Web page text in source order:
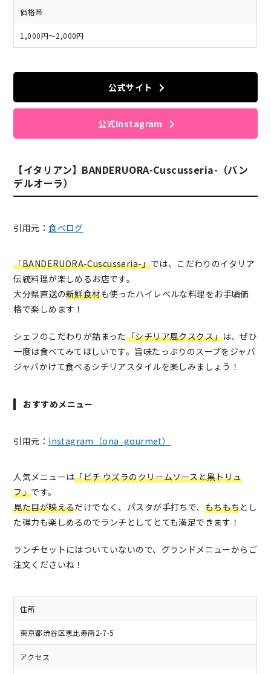
価格帯
1,000円～2,000円
公式サイト
公式Instagram
【イタリアン】BANDERUORA-Cuscusseria-（バン
デルオーラ）
引用元：食べログ
「BANDERUORA-Cuscusseria-」では、こだわりのイタリア
伝統料理が楽しめるお店です。
大分県直送の新鮮食材も使ったハイレベルな料理をお手頃価
格で楽しめます！
シェフのこだわりが詰まった「シチリア風クスクス」は、ぜひ
一度は食べてみてほしいです。旨味たっぷりのスープをジャバ
ジャバかけて食べるシチリアスタイルを楽しみましょう！
おすすめメニュー
引用元： Instagram（ona_gourmet）
人気メニューは「ピチ ウズラのクリームソースと黒トリュ
フ」です。
見た目が映えるだけでなく、パスタが手打ちで、 もちもちとし
た弾力も楽しめるのでランチとしてとても満足できます！
ランチセットにはついていないので、グランドメニューからご
注文くださいね！
住所
東京都渋谷区恵比寿南2-7-5
アクセス